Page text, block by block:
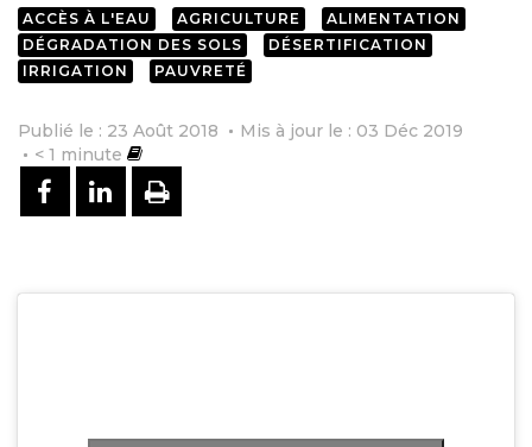
ACCÈS À L'EAU AGRICULTURE
ALIMENTATION
DÉGRADATION DES SOLS
DÉSERTIFICATION
IRRIGATION
PAUVRETÉ
Publié le : 23 Août 2018
Mis à jour le : 03 Déc 2019
< 1 minute
PARTAGER SUR FACEBOOK
PARTAGER SUR LINKEDIN
IMPRIMER